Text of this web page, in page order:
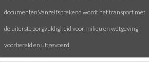
documenten.Vanzelfsprekend wordt het transport met
de uiterste zorgvuldigheid voor milieu en wetgeving
voorbereid en uitgevoerd.